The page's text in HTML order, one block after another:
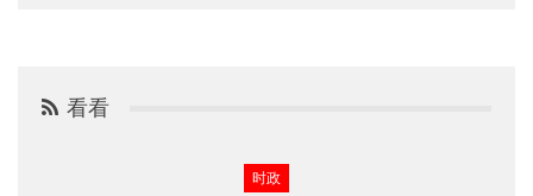
看看
时政